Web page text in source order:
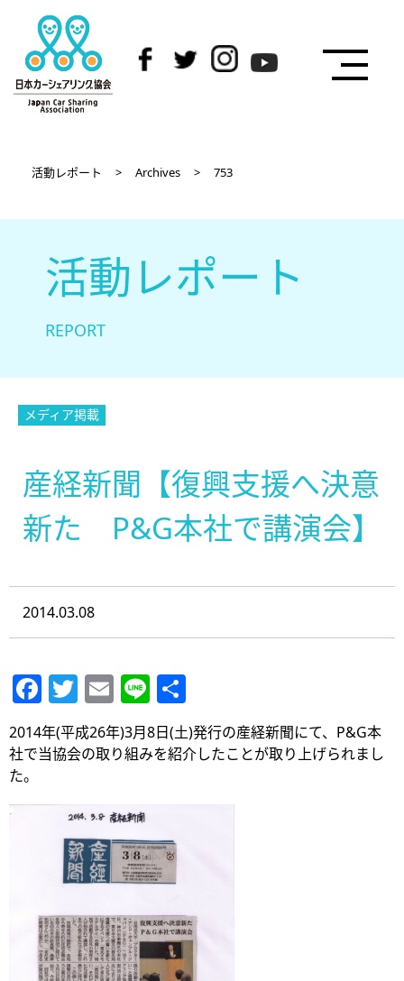
活動レポート > Archives > 753
活動レポート
REPORT
メディア掲載
産経新聞【復興支援へ決意
新た P&G本社で講演会】
2014.03.08
Facebook
Twitter
Email
Line
有
2014年(平成26年)3月8日(土)発行の産経新聞にて、P&G本
社で当協会の取り組みを紹介したことが取り上げられまし
た。